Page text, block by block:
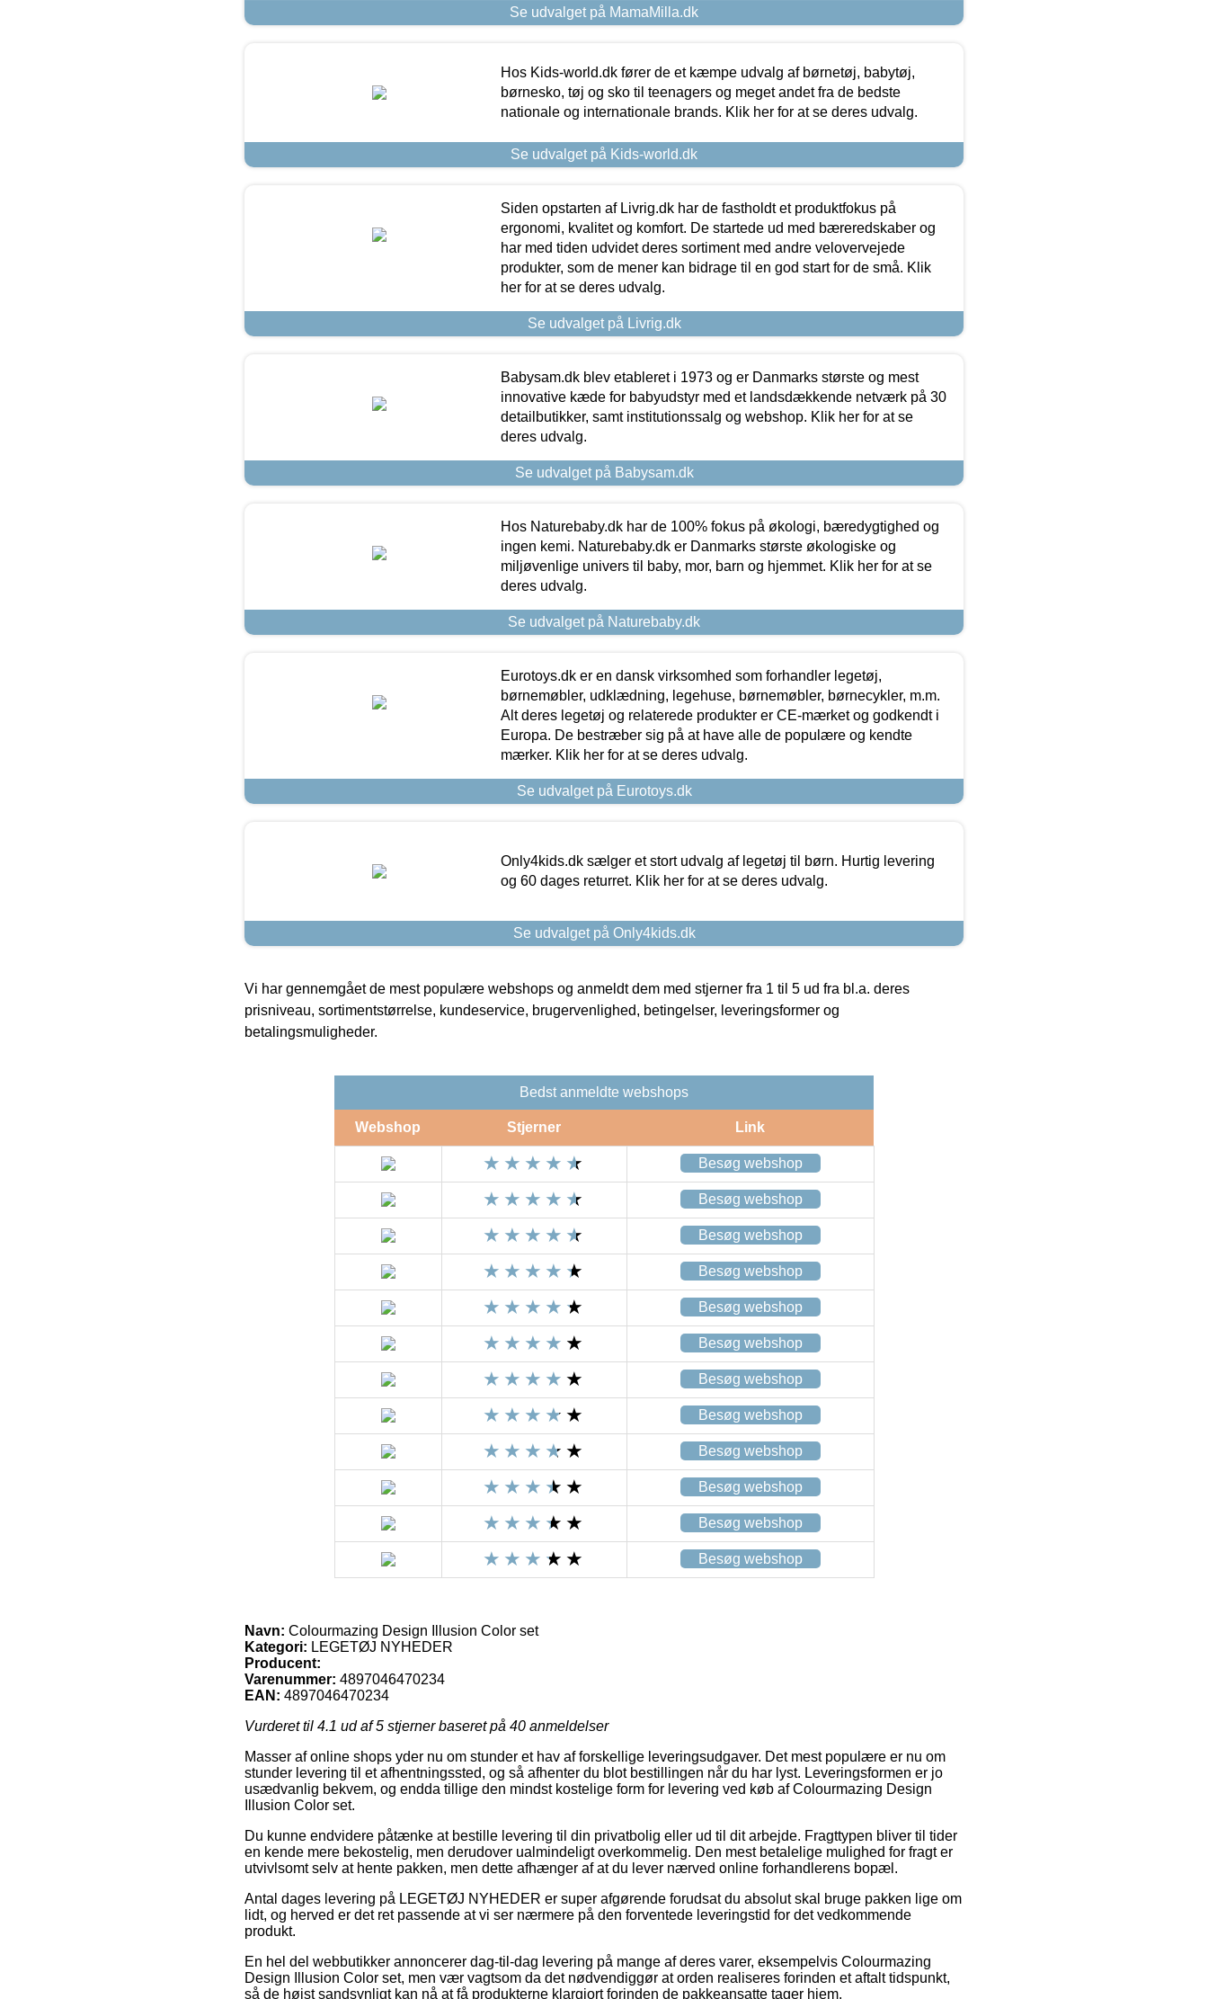
Se udvalget på MamaMilla.dk
Hos Kids-world.dk fører de et kæmpe udvalg af børnetøj, babytøj,
børnesko, tøj og sko til teenagers og meget andet fra de bedste
nationale og internationale brands. Klik her for at se deres udvalg.
Se udvalget på Kids-world.dk
Siden opstarten af Livrig.dk har de fastholdt et produktfokus på
ergonomi, kvalitet og komfort. De startede ud med bæreredskaber og
har med tiden udvidet deres sortiment med andre velovervejede
produkter, som de mener kan bidrage til en god start for de små. Klik
her for at se deres udvalg.
Se udvalget på Livrig.dk
Babysam.dk blev etableret i 1973 og er Danmarks største og mest
innovative kæde for babyudstyr med et landsdækkende netværk på 30
detailbutikker, samt institutionssalg og webshop. Klik her for at se
deres udvalg.
Se udvalget på Babysam.dk
Hos Naturebaby.dk har de 100% fokus på økologi, bæredygtighed og
ingen kemi. Naturebaby.dk er Danmarks største økologiske og
miljøvenlige univers til baby, mor, barn og hjemmet. Klik her for at se
deres udvalg.
Se udvalget på Naturebaby.dk
Eurotoys.dk er en dansk virksomhed som forhandler legetøj,
børnemøbler, udklædning, legehuse, børnemøbler, børnecykler, m.m.
Alt deres legetøj og relaterede produkter er CE-mærket og godkendt i
Europa. De bestræber sig på at have alle de populære og kendte
mærker. Klik her for at se deres udvalg.
Se udvalget på Eurotoys.dk
Only4kids.dk sælger et stort udvalg af legetøj til børn. Hurtig levering
og 60 dages returret. Klik her for at se deres udvalg.
Se udvalget på Only4kids.dk
Vi har gennemgået de mest populære webshops og anmeldt dem med stjerner fra 1 til 5 ud fra bl.a. deres
prisniveau, sortimentstørrelse, kundeservice, brugervenlighed, betingelser, leveringsformer og
betalingsmuligheder.
Bedst anmeldte webshops
Webshop Stjerner Link
Besøg webshop
Besøg webshop
Besøg webshop
Besøg webshop
Besøg webshop
Besøg webshop
Besøg webshop
Besøg webshop
Besøg webshop
Besøg webshop
Besøg webshop
Besøg webshop
Navn: Colourmazing Design Illusion Color set
Kategori: LEGETØJ NYHEDER
Producent:
Varenummer: 4897046470234
EAN: 4897046470234
Vurderet til 4.1 ud af 5 stjerner baseret på 40 anmeldelser
Masser af online shops yder nu om stunder et hav af forskellige leveringsudgaver. Det mest populære er nu om
stunder levering til et afhentningssted, og så afhenter du blot bestillingen når du har lyst. Leveringsformen er jo
usædvanlig bekvem, og endda tillige den mindst kostelige form for levering ved køb af Colourmazing Design
Illusion Color set.
Du kunne endvidere påtænke at bestille levering til din privatbolig eller ud til dit arbejde. Fragttypen bliver til tider
en kende mere bekostelig, men derudover ualmindeligt overkommelig. Den mest betalelige mulighed for fragt er
utvivlsomt selv at hente pakken, men dette afhænger af at du lever nærved online forhandlerens bopæl.
Antal dages levering på LEGETØJ NYHEDER er super afgørende forudsat du absolut skal bruge pakken lige om
lidt, og herved er det ret passende at vi ser nærmere på den forventede leveringstid for det vedkommende
produkt.
En hel del webbutikker annoncerer dag-til-dag levering på mange af deres varer, eksempelvis Colourmazing
Design Illusion Color set, men vær vagtsom da det nødvendiggør at orden realiseres forinden et aftalt tidspunkt,
så de højst sandsynligt kan nå at få produkterne klargjort forinden de pakkeansatte tager hjem.